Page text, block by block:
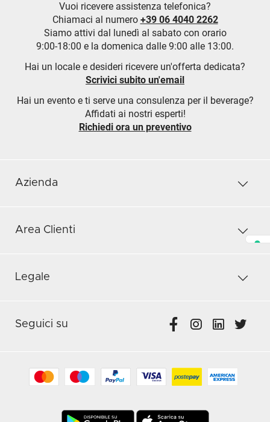
Vuoi ricevere assistenza telefonica?
Chiamaci al numero +39 06 4040 2262
Siamo attivi dal lunedì al sabato con orario
9:00-18:00 e la domenica dalle 9:00 alle 13:00.
Hai un locale e desideri ricevere un'offerta dedicata?
Scrivici subito un'email
Hai un evento e ti serve una consulenza per il beverage?
Affidati ai nostri esperti!
Richiedi ora un preventivo
Azienda
Area Clienti
Legale
Seguici su